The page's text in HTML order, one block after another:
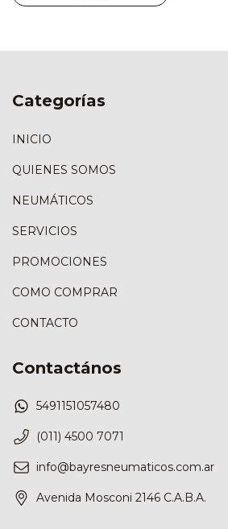
Categorías
INICIO
QUIENES SOMOS
NEUMÁTICOS
SERVICIOS
PROMOCIONES
COMO COMPRAR
CONTACTO
Contactános
5491151057480
(011) 4500 7071
info@bayresneumaticos.com.ar
Avenida Mosconi 2146 C.A.B.A.